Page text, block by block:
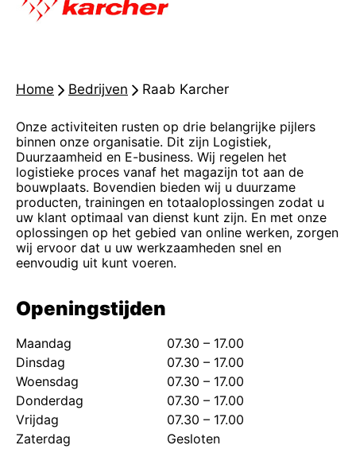
Home - Bedrijven - Raab Karcher
Onze activiteiten rusten op drie belangrijke pijlers
binnen onze organisatie. Dit zijn Logistiek,
Duurzaamheid en E-business. Wij regelen het
logistieke proces vanaf het magazijn tot aan de
bouwplaats. Bovendien bieden wij u duurzame
producten, trainingen en totaaloplossingen zodat u
uw klant optimaal van dienst kunt zijn. En met onze
oplossingen op het gebied van online werken, zorgen
wij ervoor dat u uw werkzaamheden snel en
eenvoudig uit kunt voeren.
Openingstijden
Maandag
07.30 – 17.00
Dinsdag
07.30 – 17.00
Woensdag
07.30 – 17.00
Donderdag
07.30 – 17.00
Vrijdag
07.30 – 17.00
Zaterdag
Gesloten